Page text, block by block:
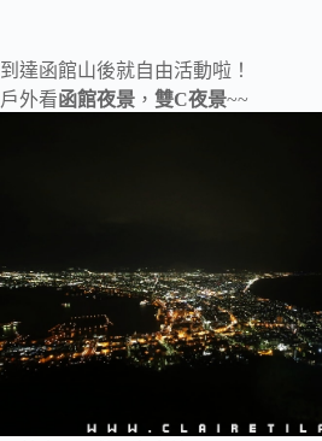
到達函館山後就自由活動啦！
戶外看函館夜景 ， 雙C夜景~~